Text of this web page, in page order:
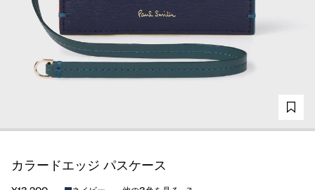
カラードエッジ パスケース